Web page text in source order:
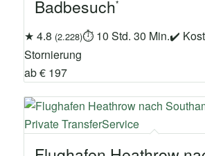
Badbesuch
★ 4.8 (2.228)⏱ 10 Std. 30 Min.✔
Stornierung
ab € 197